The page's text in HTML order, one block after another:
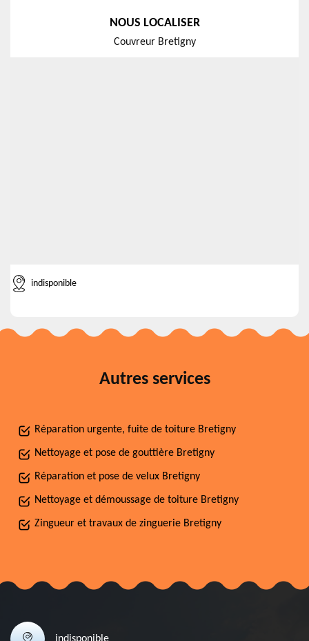
NOUS LOCALISER
Couvreur Bretigny
indisponible
Autres services
Réparation urgente, fuite de toiture Bretigny
Nettoyage et pose de gouttière Bretigny
Réparation et pose de velux Bretigny
Nettoyage et démoussage de toiture Bretigny
Zingueur et travaux de zinguerie Bretigny